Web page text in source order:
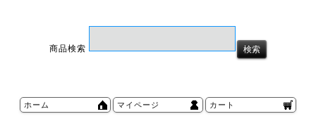
商品検索
ホーム マイページ カート